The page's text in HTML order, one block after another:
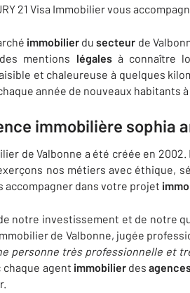
21 Visa Immobilier vous
immobilierdusecteur de
mentions légalesà connaître
et chaleureuse à quelques
année de nouveaux habitants
immobilière sophia
de Valbonne a été créée en
exerçons nos métiers avec éthique,
dans votre projet
notre investissement et de notre
de Valbonne, jugée
personne très professionnelle et
agent immobilierdes